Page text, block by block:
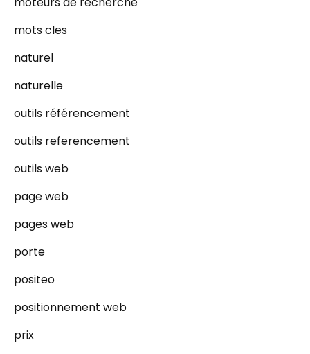
mots cles
naturel
naturelle
outils référencement
outils referencement
outils web
page web
pages web
porte
positeo
positionnement web
prix